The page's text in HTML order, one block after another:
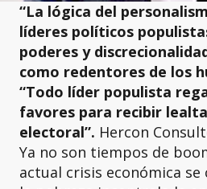
“La lógica del
líderes políticos
poderes y
como redentores de los
“Todo líder populista
favores para recibir
electoral”. Hercon
Ya no son tiempos de
actual crisis económica se